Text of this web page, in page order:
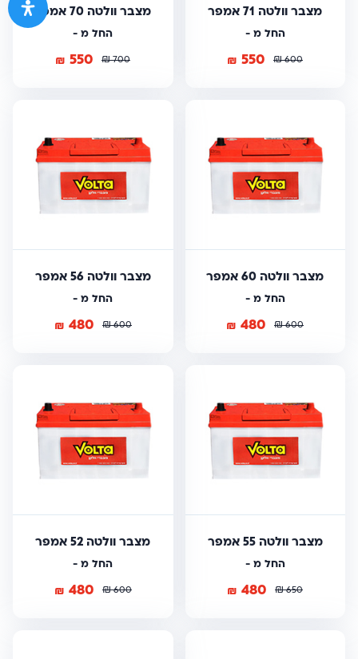
מצבר וולטה 71 אמפר
החל מ -
600
₪
550
₪
מצבר וולטה 70 אמפר
החל מ -
700
₪
550
₪
מצבר וולטה 60 אמפר
החל מ -
600
₪
480
₪
מצבר וולטה 56 אמפר
החל מ -
600
₪
480
₪
מצבר וולטה 55 אמפר
החל מ -
650
₪
480
₪
מצבר וולטה 52 אמפר
החל מ -
600
₪
480
₪